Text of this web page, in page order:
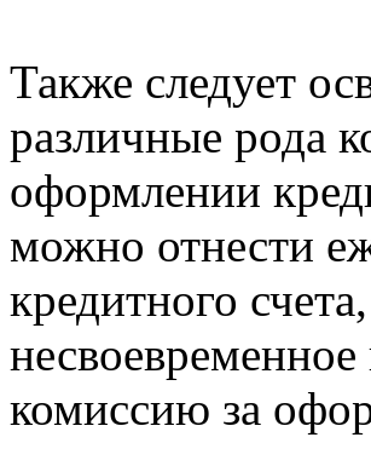
Также следует
различные рода
оформлении
можно отнести
кредитного
комиссию за